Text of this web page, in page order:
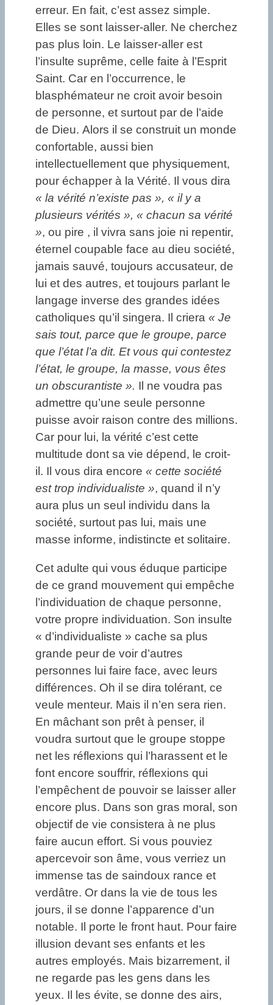
erreur. En fait, c’est assez simple.
Elles se sont laisser-aller. Ne cherchez
pas plus loin. Le laisser-aller est
l’insulte suprême, celle faite à l’Esprit
Saint. Car en l’occurrence, le
blasphémateur ne croit avoir besoin
de personne, et surtout par de l’aide
de Dieu. Alors il se construit un monde
confortable, aussi bien
intellectuellement que physiquement,
pour échapper à la Vérité. Il vous dira
« la vérité n’existe pas », « il y a
plusieurs vérités », « chacun sa vérité
», ou pire , il vivra sans joie ni repentir,
éternel coupable face au dieu société,
jamais sauvé, toujours accusateur, de
lui et des autres, et toujours parlant le
langage inverse des grandes idées
catholiques qu’il singera. Il criera « Je
sais tout, parce que le groupe, parce
que l’état l’a dit. Et vous qui contestez
l’état, le groupe, la masse, vous êtes
un obscurantiste ». Il ne voudra pas
admettre qu’une seule personne
puisse avoir raison contre des millions.
Car pour lui, la vérité c’est cette
multitude dont sa vie dépend, le croit-
il. Il vous dira encore « cette société
est trop individualiste », quand il n’y
aura plus un seul individu dans la
société, surtout pas lui, mais une
masse informe, indistincte et solitaire.
Cet adulte qui vous éduque participe
de ce grand mouvement qui empêche
l’individuation de chaque personne,
votre propre individuation. Son insulte
« d’individualiste » cache sa plus
grande peur de voir d’autres
personnes lui faire face, avec leurs
différences. Oh il se dira tolérant, ce
veule menteur. Mais il n’en sera rien.
En mâchant son prêt à penser, il
voudra surtout que le groupe stoppe
net les réflexions qui l’harassent et le
font encore souffrir, réflexions qui
l’empêchent de pouvoir se laisser aller
encore plus. Dans son gras moral, son
objectif de vie consistera à ne plus
faire aucun effort. Si vous pouviez
apercevoir son âme, vous verriez un
immense tas de saindoux rance et
verdâtre. Or dans la vie de tous les
jours, il se donne l’apparence d’un
notable. Il porte le front haut. Pour faire
illusion devant ses enfants et les
autres employés. Mais bizarrement, il
ne regarde pas les gens dans les
yeux. Il les évite, se donne des airs,